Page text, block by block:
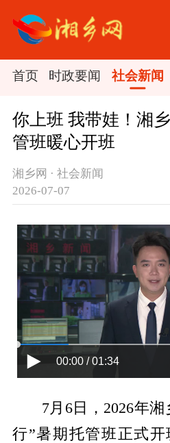
首页 时政要闻 社会新闻
你上班 我带娃！湘
管班暖心开班
湘乡网 · 社会新闻
2026-07-07
00:00 / 01:34
7月 6日， 2026年湘
行”暑期托管班正式